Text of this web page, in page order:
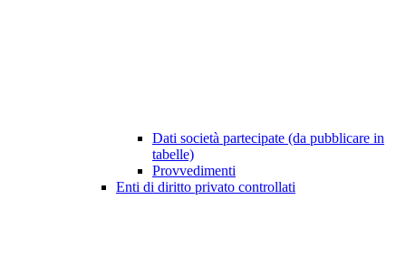
Dati società partecipate (da pubblicare in
tabelle)
Provvedimenti
Enti di diritto privato controllati